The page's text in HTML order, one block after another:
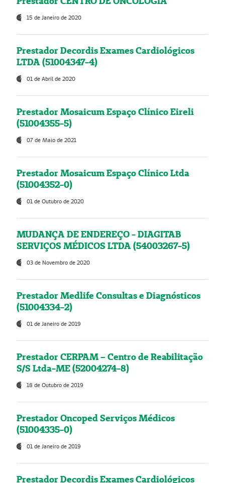
15 de Janeiro de 2020
Prestador Decordis Exames Cardiológicos
LTDA (51004347-4)
01 de Abril de 2020
Prestador Mosaicum Espaço Clínico Eireli
(51004355-5)
07 de Maio de 2021
Prestador Mosaicum Espaço Clínico Ltda
(51004352-0)
01 de Outubro de 2020
MUDANÇA DE ENDEREÇO - DIAGITAB
SERVIÇOS MÉDICOS LTDA (54003267-5)
03 de Novembro de 2020
Prestador Medlife Consultas e Diagnósticos
(51004334-2)
01 de Janeiro de 2019
Prestador CERPAM – Centro de Reabilitação
S/S Ltda-ME (52004274-8)
18 de Outubro de 2019
Prestador Oncoped Serviços Médicos
(51004335-0)
01 de Janeiro de 2019
Prestador Decordis Exames Cardiológicos